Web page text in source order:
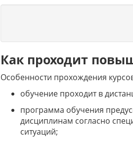
Как проходит
Особенности прохождения
обучение проходит в
программа обучения
дисциплинам согласно
ситуаций;